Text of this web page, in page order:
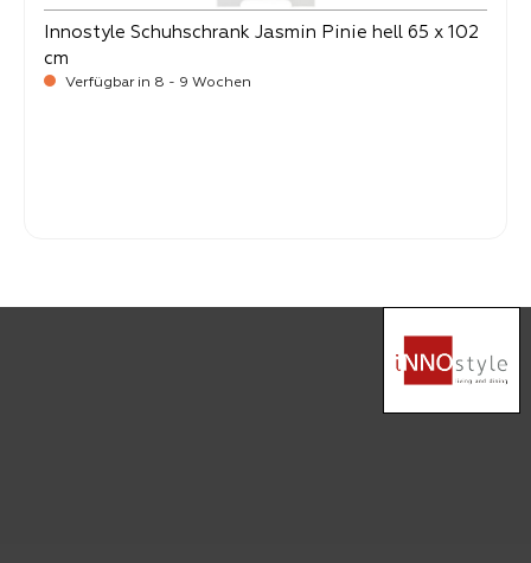
Innostyle Schuhschrank Jasmin Pinie hell 65 x 102
cm
Verfügbar in 8 - 9 Wochen